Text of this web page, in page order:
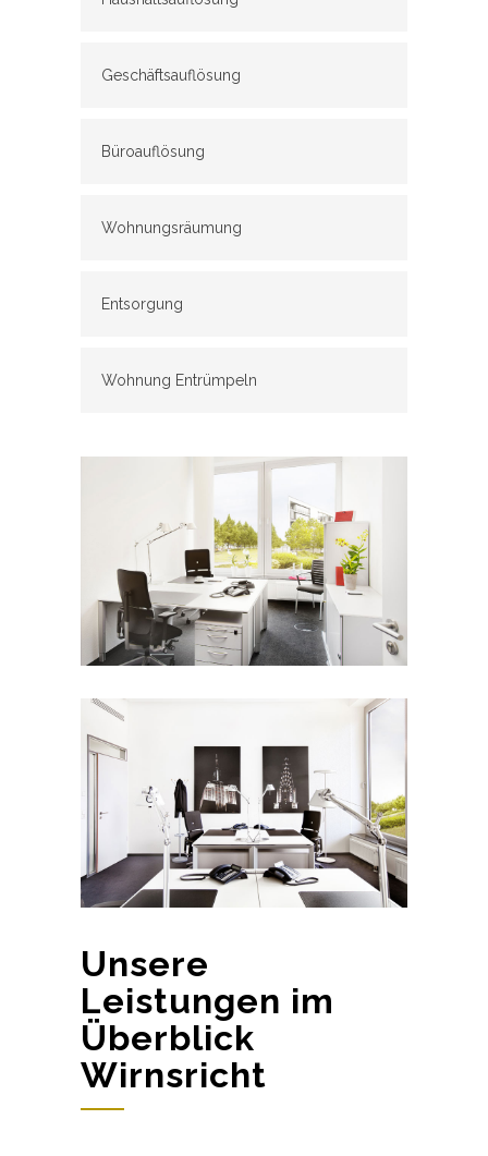
Geschäftsauflösung
Büroauflösung
Wohnungsräumung
Entsorgung
Wohnung Entrümpeln
Unsere
Leistungen im
Überblick
Wirnsricht